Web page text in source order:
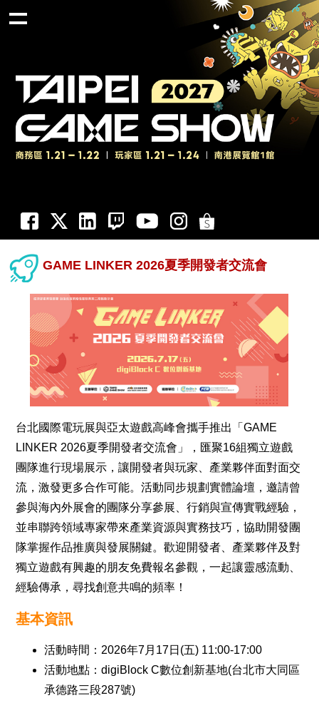
GAME LINKER 2026夏季開發者交流會
台北國際電玩展與亞太遊戲高峰會攜手推出「GAME
LINKER 2026夏季開發者交流會」，匯聚16組獨立遊戲
團隊進行現場展示，讓開發者與玩家、產業夥伴面對面交
流，激發更多合作可能。活動同步規劃實體論壇，邀請曾
參與海內外展會的團隊分享參展、行銷與宣傳實戰經驗，
並串聯跨領域專家帶來產業資源與實務技巧，協助開發團
隊掌握作品推廣與發展關鍵。歡迎開發者、產業夥伴及對
獨立遊戲有興趣的朋友免費報名參觀，一起讓靈感流動、
經驗傳承，尋找創意共鳴的頻率！
基本資訊
活動時間：2026年7月17日(五) 11:00-17:00
活動地點：digiBlock C數位創新基地(台北市大同區
承德路三段287號)